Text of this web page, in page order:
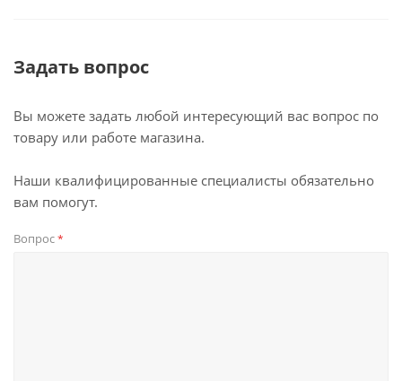
Задать вопрос
Вы можете задать любой интересующий вас вопрос по
товару или работе магазина.
Наши квалифицированные специалисты обязательно
вам помогут.
Вопрос*